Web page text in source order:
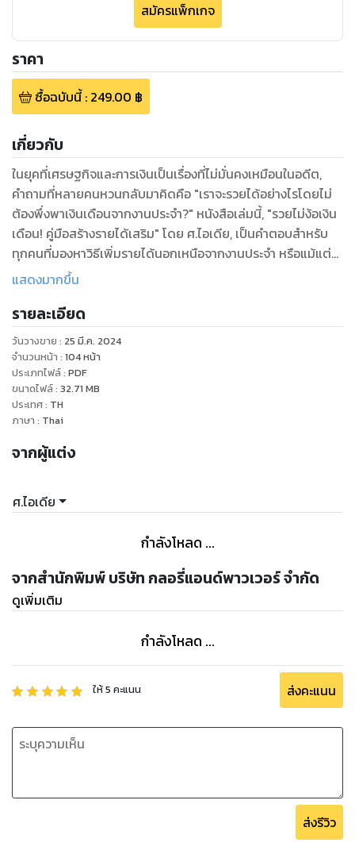
สมัครแพ็กเกจ
ราคา
ซื้อฉบับนี้: 249.00 ฿
เกี่ยวกับ
ในยุคที่เศรษฐกิจและการเงินเป็นเรื่องที่ไม่มั่นคงเหมือนในอดีต,
คำถามที่หลายคนหวนกลับมาคิดคือ "เราจะรวยได้อย่างไรโดยไม่
ต้องพึ่งพาเงินเดือนจากงานประจำ?" หนังสือเล่มนี้, "รวยไม่ง้อเงิน
เดือน! คู่มือสร้างรายได้เสริม" โดย ศ.ไอเดีย, เป็นคำตอบสำหรับ
ทุกคนที่มองหาวิธีเพิ่มรายได้นอกเหนือจากงานประจำ หรือแม้แต่
สำหรับผู้ที่ต้องการทำให้เงินทำงานให้กับตนเอง.
เสริมจากหลายแหล่ง, ไม่ว่าจะเป็นการลงทุน, การเริ่มต้นธุรกิจ
ขนาดเล็ก, การใช้ทักษะและความสามารถพิเศษในการสร้าง
ผลิตภัณฑ์หรือบริการ, หรือแม้กระทั่งการสร้างรายได้จากงาน
อดิเรก. ทุกบทในหนังสือเล่มนี้ถูกออกแบบมาเพื่อไม่เพียงแต่
แนะนำคุณให้รู้จักกับโอกาสทางการเงินที่หลากหลาย, แต่ยังช่วยให้
คุณสามารถนำไปประยุกต์ใช้และเริ่มต้นได้จริงในชีวิตประจำวันของ
แรงบันดาลใจให้กับทุกคนที่เคยฝันอยากจะมีอิสระทางการเงินและ
ตามได้ด้วยตัวเอง, ไม่ว่าคุณจะมีประสบการณ์หรือทุนเริ่มต้นเท่าไร.
เพื่อนคู่ใจในการเดินทางสู่ความสำเร็จทางการเงินของคุณ. พร้อม
เปิดหน้าหนังสือ และเริ่มต้นเดินทางไปกับเราได้แล้ววันนี้!
ศ.ไอเดีย
แสดงมากขึ้น
รายละเอียด
วันวางขาย : 25 มี.ค. 2024
จำนวนหน้า : 104หน้า
ประเภทไฟล์: PDF
ขนาดไฟล์: 32.71 MB
ประเทศ: TH
ภาษา : Thai
จากผู้แต่ง
ศ.ไอเดีย
กำลังโหลด ...
จากสำนักพิมพ์ บริษัท กลอรี่แอนด์พาวเวอร์ จำกัด
ดูเพิ่มเติม
กำลังโหลด ...
ให้5 คะแนน ส่งคะแนน
ส่งรีวิว